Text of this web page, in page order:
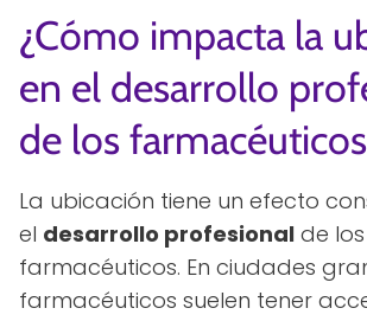
¿Cómo impacta la
en el desarrollo
de los
La ubicación tiene un efecto
el desarrollo profesional de los
farmacéuticos. En ciudades
farmacéuticos suelen tener